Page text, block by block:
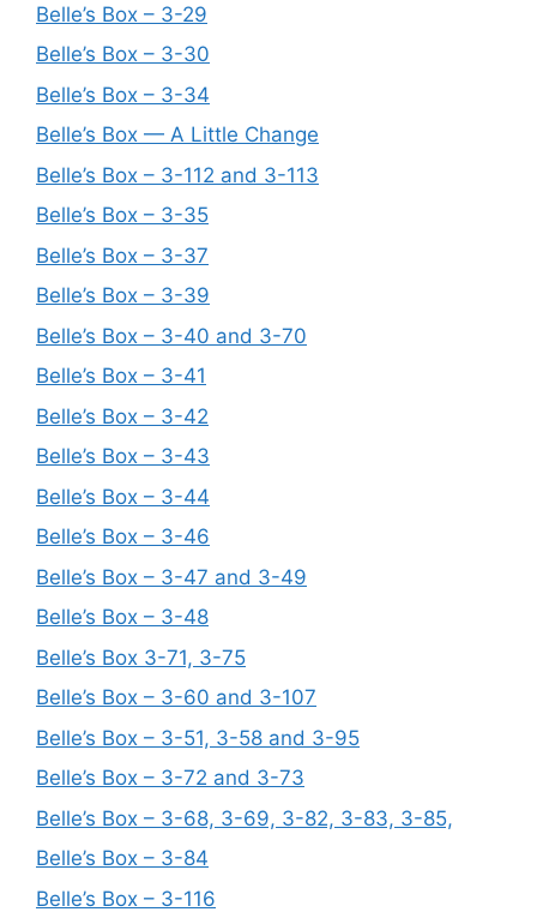
Belle’s Box – 3-29
Belle’s Box – 3-30
Belle’s Box – 3-34
Belle’s Box — A Little Change
Belle’s Box – 3-112 and 3-113
Belle’s Box – 3-35
Belle’s Box – 3-37
Belle’s Box – 3-39
Belle’s Box – 3-40 and 3-70
Belle’s Box – 3-41
Belle’s Box – 3-42
Belle’s Box – 3-43
Belle’s Box – 3-44
Belle’s Box – 3-46
Belle’s Box – 3-47 and 3-49
Belle’s Box – 3-48
Belle’s Box 3-71, 3-75
Belle’s Box – 3-60 and 3-107
Belle’s Box – 3-51, 3-58 and 3-95
Belle’s Box – 3-72 and 3-73
Belle’s Box – 3-68, 3-69, 3-82, 3-83, 3-85,
Belle’s Box – 3-84
Belle’s Box – 3-116